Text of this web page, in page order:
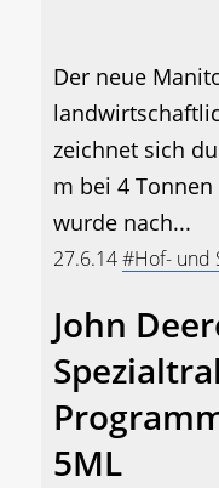
Der neue
zeichnet sich
m bei 4
wurde nach...
27.6.14#Hof- und
John
5ML